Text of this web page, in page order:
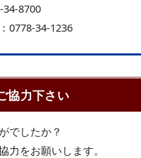
34-8700
0778-34-1236
協力下さい
でしたか？
力をお願いします。